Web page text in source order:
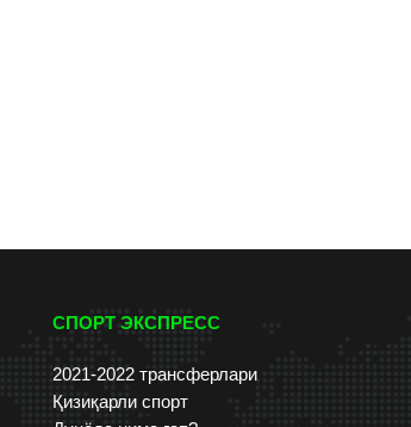
СПОРТ ЭКСПРЕСС
2021-2022 трансферлари
Қизиқарли спорт